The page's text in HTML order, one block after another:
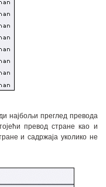
најбољи преглед превода
превод стране као и
и садржаја уколико не